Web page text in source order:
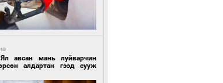
өмнө
авсан мань луйварчин
алдартан гээд сууж